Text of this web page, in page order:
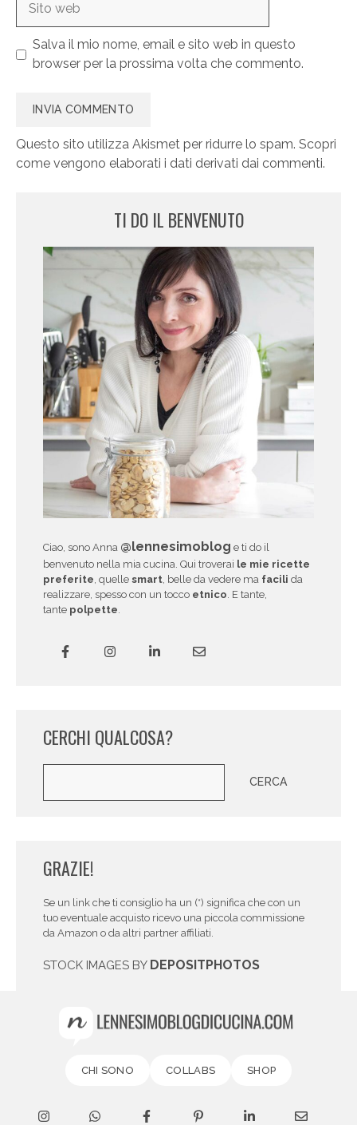
web
Salva il mio nome, email e sito web in questo
browser per la prossima volta che commento.
Questo sito utilizza Akismet per ridurre lo spam. Scopri
come vengono elaborati i dati derivati dai commenti.
TI DO IL BENVENUTO
Ciao, sono Anna @lennesimoblog e ti do il
benvenuto nella mia cucina. Qui troverai le mie ricette
preferite, quelle smart, belle da vedere ma facili da
realizzare, spesso con un tocco etnico. E tante,
tante polpette.
CERCHI QUALCOSA?
CERCA
GRAZIE!
Se un link che ti consiglio ha un (*) significa che con un
tuo eventuale acquisto ricevo una piccola commissione
da Amazon o da altri partner affiliati.
STOCK IMAGES BY DEPOSITPHOTOS
CHI SONO COLLABS SHOP